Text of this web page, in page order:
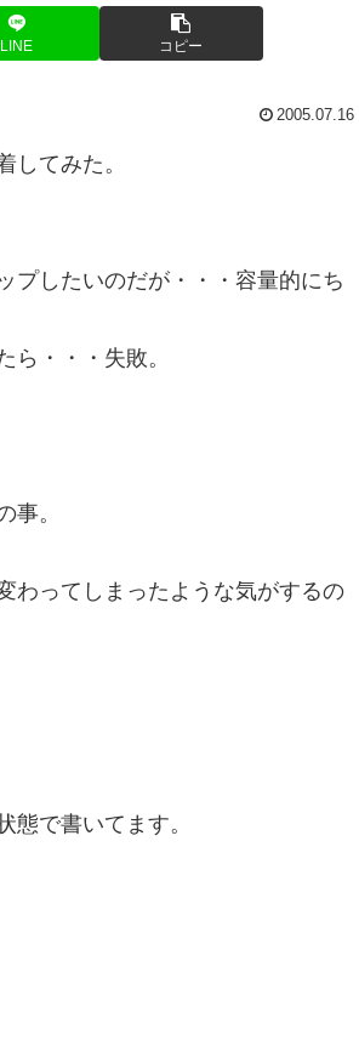
LINE コピー
2005.07.16
てみた。
プしたいのだが・・・容量的にち
・・・失敗。
事。
わってしまったような気がするの
で書いてます。